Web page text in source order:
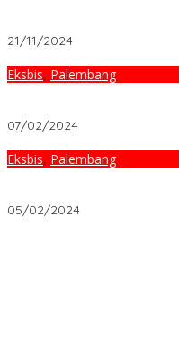
21/11/2024
Eksbis, Palembang
07/02/2024
Eksbis, Palembang
05/02/2024